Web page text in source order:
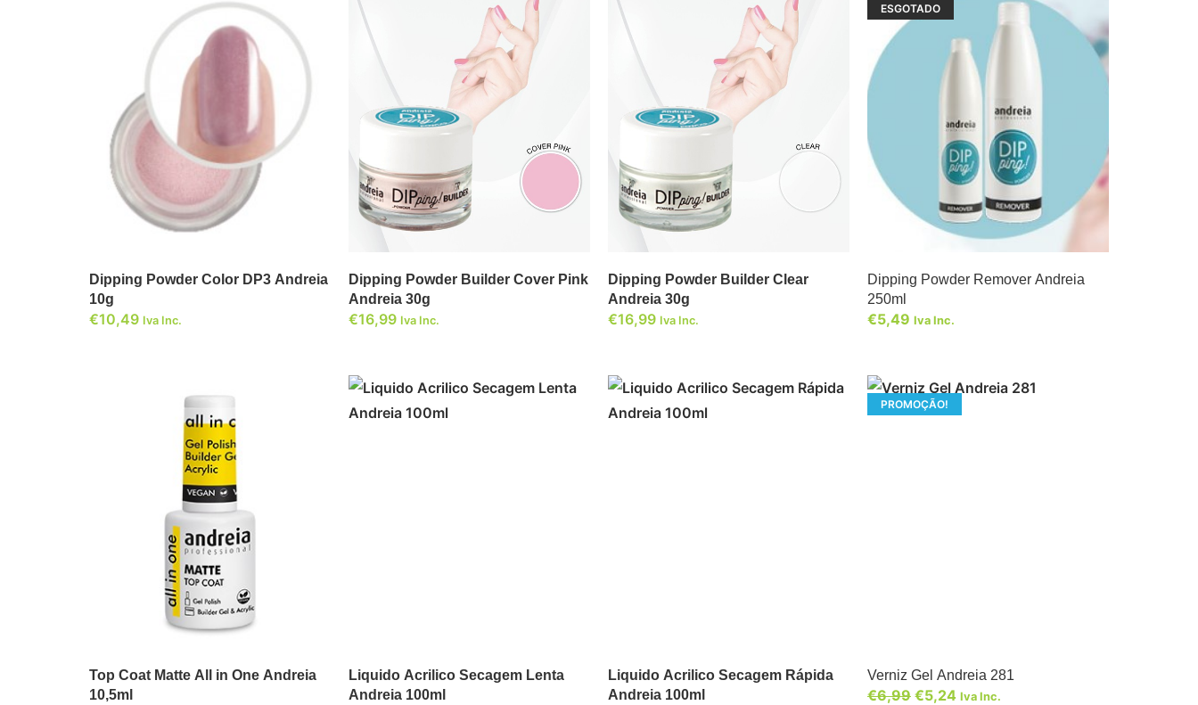
ADICIONAR
Dipping Powder Color DP3 Andreia
10g
€10,49 Iva Inc.
Dipping Powder Builder Cover Pink
Andreia 30g
€16,99 Iva Inc.
Dipping Powder Builder Clear
Andreia 30g
€16,99 Iva Inc.
ESGOTADO
Dipping Powder Remover Andreia
250ml
€5,49 Iva Inc.
ADICIONAR
Top Coat Matte All in One Andreia
10,5ml
Liquido Acrilico Secagem Lenta
Andreia 100ml
Liquido Acrilico Secagem Rápida
Andreia 100ml
PROMOÇÃO!
Verniz Gel Andreia 281
€6,99 €5,24 Iva Inc.